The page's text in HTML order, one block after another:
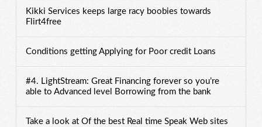
Kikki Services keeps large racy boobies towards
Flirt4free
Conditions getting Applying for Poor credit Loans
#4. LightStream: Great Financing forever so you’re
able to Advanced level Borrowing from the bank
Take a look at Of the best Real time Speak Web sites